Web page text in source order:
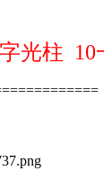
光柱 10